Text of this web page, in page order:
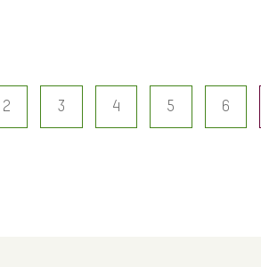
2 3 4 5 6